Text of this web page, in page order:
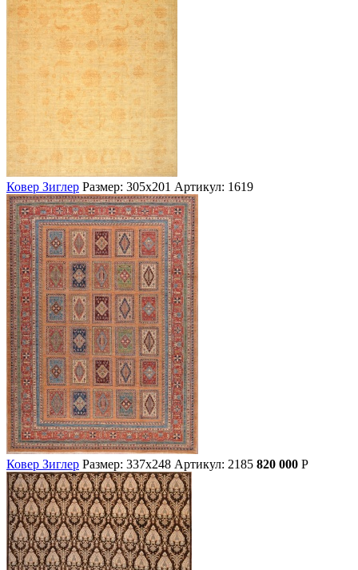
Ковер Зиглер Размер: 305х201 Артикул: 1619
Ковер Зиглер Размер: 337х248 Артикул: 2185 820 000 Р